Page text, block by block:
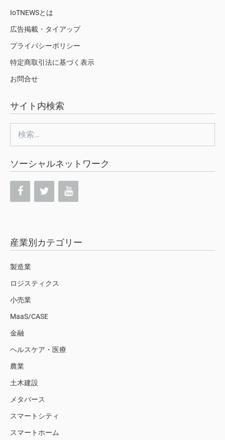
IoTNEWSとは
広告掲載・タイアップ
プライバシーポリシー
特定商取引法に基づく表示
お問合せ
サイト内検索
索:
ソーシャルネットワーク
産業別カテゴリー
製造業
ロジスティクス
小売業
MaaS/CASE
金融
ヘルスケア・医療
農業
土木建設
メタバース
スマートシティ
スマートホーム